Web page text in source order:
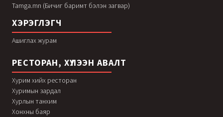
Tamga.mn (Бичиг баримт бэлэн загвар)
ХЭРЭГЛЭГЧ
Ашиглах журам
РЕСТОРАН, ХҮЛЭЭН АВАЛТ
Хурим хийх ресторан
Хуримын зардал
Хурлын танхим
Хонхны баяр